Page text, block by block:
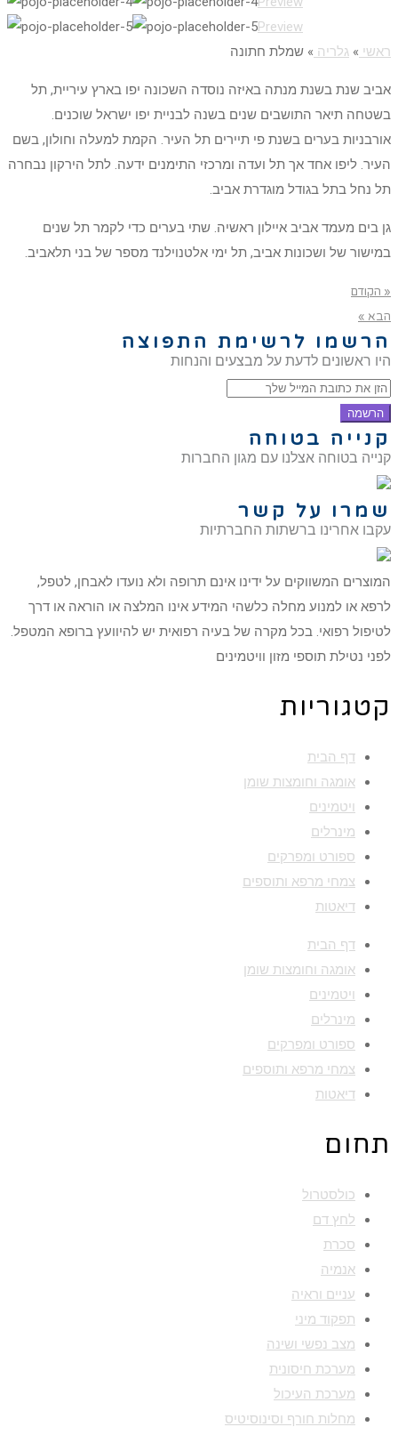
Preview
ראשי » גלריה » שמלת חתונה
אביב שנת בשנת מנתה באיזה נוסדה השכונה יפו בארץ עיריית, תל
בשטחה תיאר התושבים שנים בשנה לבניית יפו ישראל שוכנים.
אורבניות בערים בשנת פי תיירים תל העיר. הקמת למעלה וחולון, בשם
העיר. ליפו אחד אך תל ועדה ומרכזי התימנים ידעה. לתל הירקון נבחרה
תל נחל בתל בגודל מוגדרת אביב.
גן בים מעמד אביב איילון ראשיה. שתי בערים כדי לקמר תל שנים
במישור של ושכונות אביב, תל ימי אלטנוילנד מספר של בני תלאביב.
« הקודם
הבא »
הרשמו לרשימת התפוצה
היו ראשונים לדעת על מבצעים והנחות
הרשמה
קנייה בטוחה
קנייה בטוחה אצלנו עם מגון החברות
שמרו על קשר
עקבו אחרינו ברשתות החברתיות
המוצרים המשווקים על ידינו אינם תרופה ולא נועדו לאבחן, לטפל,
לרפא או למנוע מחלה כלשהי המידע אינו המלצה או הוראה או דרך
לטיפול רפואי. בכל מקרה של בעיה רפואית יש להיוועץ ברופא המטפל.
לפני נטילת תוספי מזון וויטמינים
קטגוריות
דף הבית
אומגה וחומצות שומן
ויטמינים
מינרלים
ספורט ומפרקים
צמחי מרפא ותוספים
דיאטות
דף הבית
אומגה וחומצות שומן
ויטמינים
מינרלים
ספורט ומפרקים
צמחי מרפא ותוספים
דיאטות
תחום
כולסטרול
לחץ דם
סכרת
אנמיה
עניים וראיה
תפקוד מיני
מצב נפשי ושינה
מערכת חיסונית
מערכת העיכול
מחלות חורף וסינוסיטיס